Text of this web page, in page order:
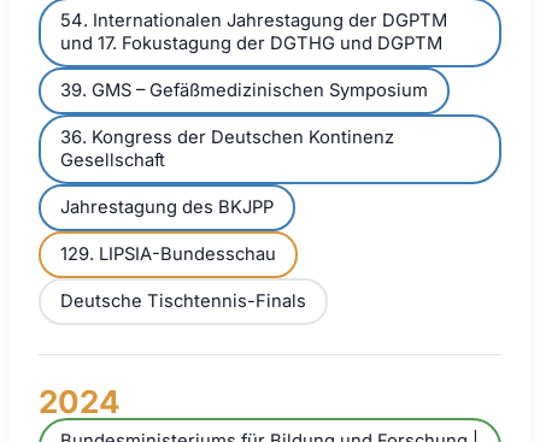
54. Internationalen Jahrestagung der DGPTM
und 17. Fokustagung der DGTHG und DGPTM
39. GMS – Gefäßmedizinischen Symposium
36. Kongress der Deutschen Kontinenz
Gesellschaft
Jahrestagung des BKJPP
129. LIPSIA-Bundesschau
Deutsche Tischtennis-Finals
2024